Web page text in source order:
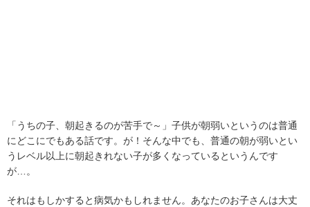
「うちの子、朝起きるのが苦手で～」子供が朝弱いというのは普通
にどこにでもある話です。が！そんな中でも、普通の朝が弱いとい
うレベル以上に朝起きれない子が多くなっているというんです
が…。
それはもしかすると病気かもしれません。あなたのお子さんは大丈